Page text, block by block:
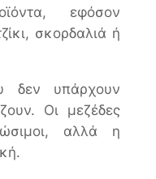
εφόσον
σκορδαλιά ή
δεν υπάρχουν
Οι μεζέδες
αλλά η